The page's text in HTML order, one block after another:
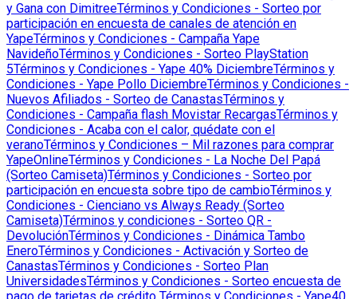
y Gana con DimitreeTérminos y Condiciones - Sorteo por
participación en encuesta de canales de atención en
YapeTérminos y Condiciones - Campaña Yape
NavideñoTérminos y Condiciones - Sorteo PlayStation
5Términos y Condiciones - Yape 40% DiciembreTérminos y
Condiciones - Yape Pollo DiciembreTérminos y Condiciones -
Nuevos Afiliados - Sorteo de CanastasTérminos y
Condiciones - Campaña flash Movistar RecargasTérminos y
Condiciones - Acaba con el calor, quédate con el
veranoTérminos y Condiciones – Mil razones para comprar
YapeOnlineTérminos y Condiciones - La Noche Del Papá
(Sorteo Camiseta)Términos y Condiciones - Sorteo por
participación en encuesta sobre tipo de cambioTérminos y
Condiciones - Cienciano vs Always Ready (Sorteo
Camiseta)Términos y condiciones - Sorteo QR -
DevoluciónTérminos y Condiciones - Dinámica Tambo
EneroTérminos y Condiciones - Activación y Sorteo de
CanastasTérminos y Condiciones - Sorteo Plan
UniversidadesTérminos y Condiciones - Sorteo encuesta de